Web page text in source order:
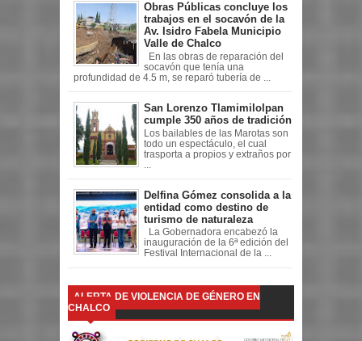
Obras Públicas concluye los
trabajos en el socavón de la
Av. Isidro Fabela Municipio
Valle de Chalco
En las obras de reparación del
socavón que tenía una
profundidad de 4.5 m, se reparó tubería de ...
San Lorenzo Tlamimilolpan
cumple 350 años de tradición
Los bailables de las Marotas son
todo un espectáculo, el cual
trasporta a propios y extraños por
Delfina Gómez consolida a la
entidad como destino de
turismo de naturaleza
La Gobernadora encabezó la
inauguración de la 6ª edición del
Festival Internacional de la ...
ALERTA DE VIOLENCIA DE GÉNERO EN
CHALCO